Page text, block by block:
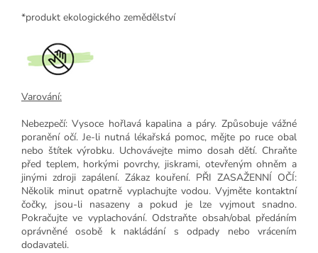
*produkt ekologického zemědělství
Varování:
Nebezpečí: Vysoce hořlavá kapalina a páry. Způsobuje vážné
poranění očí. Je-li nutná lékařská pomoc, mějte po ruce obal
nebo štítek výrobku. Uchovávejte mimo dosah dětí. Chraňte
před teplem, horkými povrchy, jiskrami, otevřeným ohněm a
jinými zdroji zapálení. Zákaz kouření. PŘI ZASAŽENNÍ OČÍ:
Několik minut opatrně vyplachujte vodou. Vyjměte kontaktní
čočky, jsou-li nasazeny a pokud je lze vyjmout snadno.
Pokračujte ve vyplachování. Odstraňte obsah/obal předáním
oprávněné osobě k nakládání s odpady nebo vrácením
dodavateli.